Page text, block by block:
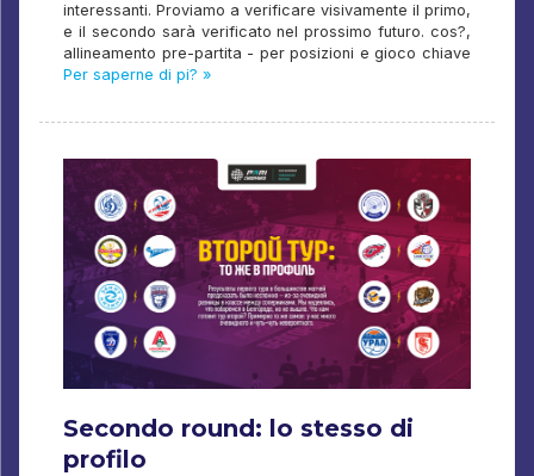
interessanti. Proviamo a verificare visivamente il primo,
e il secondo sarà verificato nel prossimo futuro. cos?,
allineamento pre-partita - per posizioni e gioco chiave
Per saperne di pi? »
Secondo round: lo stesso di
profilo